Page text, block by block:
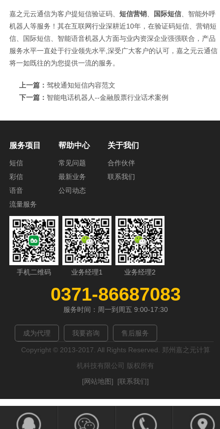
嘉之元云通信为客户提短信验证码、 短信营销、 国际短信、 智能外呼
机器人等服务！其在互联网行业深耕近10年，在验证码短信、营销短
信、国际短信、 智能语音机器人方面与业内资深企业强强联合，产品
服务水平一直处于行业领先水平, 深受广大客户的认可，嘉之元云通信
将一如既往的为您提供一流的服务。
上一篇： 驾校通知短信内容范文
下一篇： 智能电话机器人--金融股票行业话术案例
服务项目
短信
彩信
语音
流量服务
帮助中心
常见问题
最新业务
公司动态
关于我们
合作伙伴
联系我们
手机二维码 业务经理1 业务经理2
0371-86687083
服务时间：周一到周五 9:00-17:30
成为代理 我要咨询 售后服务
Copyright © 2013-2017. All Rights Reserved. 郑州嘉之元计算
机科技有限公司 版权所有
[网站地图]
[联系我们]